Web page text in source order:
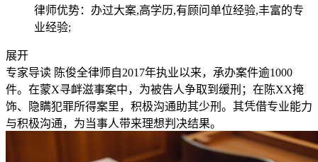
律师优势：办过大案,高学历,有顾问单位经验,丰富的专
业经验;
展开
专家导读 陈俊全律师自2017年执业以来，承办案件逾1000
件。在蒙X寻衅滋事案中，为被告人争取到缓刑；在陈XX掩
饰、隐瞒犯罪所得案里，积极沟通助其少刑。其凭借专业能力
与积极沟通，为当事人带来理想判决结果。